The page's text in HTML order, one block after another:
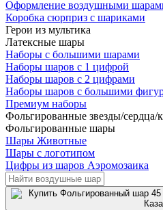
Оформление воздушными
Коробка сюрприз с шариками
Герои из мультика
Латексные шары
Наборы с большими шарами
Наборы шаров с 1 цифрой
Наборы шаров с 2 цифрами
Наборы шаров с большими
Премиум наборы
Фольгированные звезды/сердца/
Фольгированные шары
Шары Животные
Шары с логотипом
Цифры из шаров Аэромозаика